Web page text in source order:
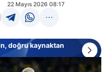
22 Mayıs 2026 08:17
doğru kaynaktan